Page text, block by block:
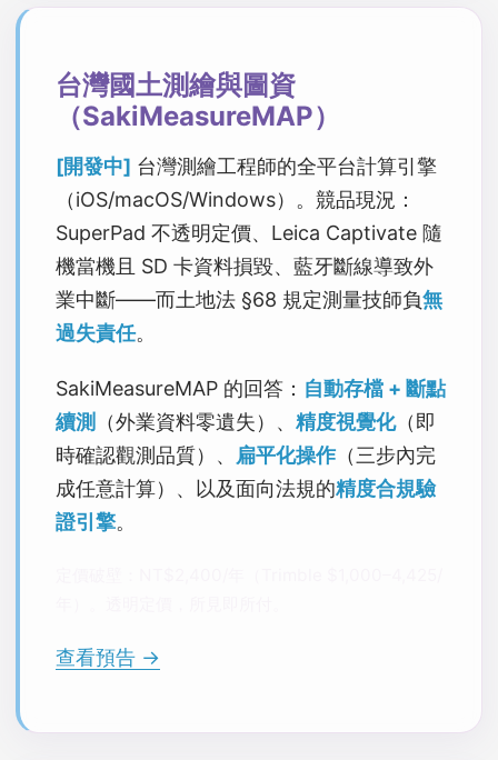
台灣國土測繪與圖資
（SakiMeasureMAP）
[開發中] 台灣測繪工程師的全平台計算引擎
（iOS/macOS/Windows）。競品現況：
SuperPad 不透明定價、Leica Captivate 隨
機當機且 SD 卡資料損毀、藍牙斷線導致外
業中斷——而土地法 §68 規定測量技師負無
過失責任。
SakiMeasureMAP 的回答： 自動存檔 + 斷點
續測
（外業資料零遺失）、 精度視覺化（即
時確認觀測品質）、 扁平化操作（三步內完
成任意計算）、以及面向法規的精度合規驗
證引擎。
查看預告 →